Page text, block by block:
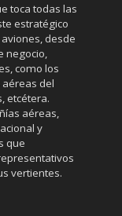
toca todas las
estratégico
desde
negocio,
como los
del
etcétera.
aéreas,
y
que
vertientes.